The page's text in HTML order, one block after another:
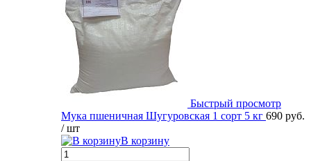
Быстрый просмотр
Мука пшеничная Шугуровская 1 сорт 5 кг 690 руб.
/ шт
В корзину